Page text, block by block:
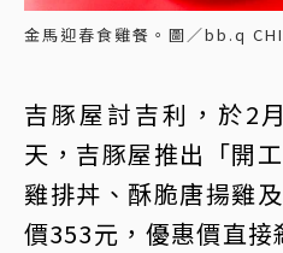
金馬迎春食雞餐。圖／bb.q
吉豚屋討吉利，於2
天，吉豚屋推出「開
雞排丼、酥脆唐揚雞
價353元，優惠價直